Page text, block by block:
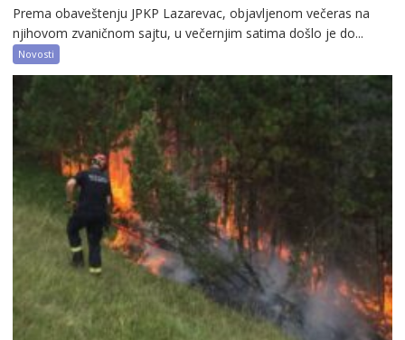
Prema obaveštenju JPKP Lazarevac, objavljenom večeras na
njihovom zvaničnom sajtu, u večernjim satima došlo je do...
Novosti